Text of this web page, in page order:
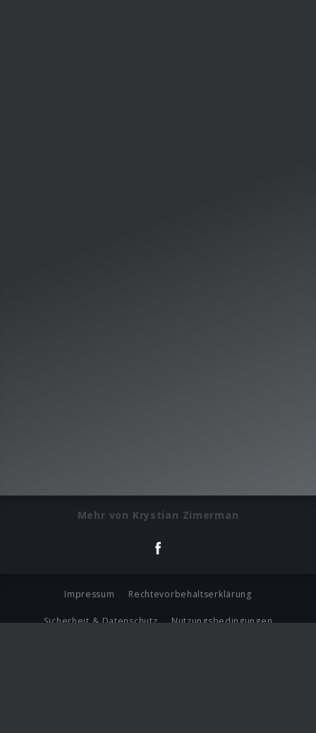
Mehr von Krystian Zimerman
Impressum Rechtevorbehaltserklärung
Sicherheit & Datenschutz Nutzungsbedingungen